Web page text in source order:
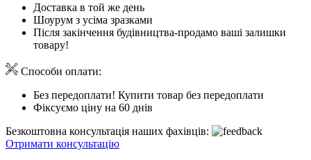
Доставка в той же день
Шоурум з усіма зразками
Після закінчення будівництва-продамо ваші залишки
товару!
Способи оплати:
Без передоплати! Купити товар без передоплати
Фіксуємо ціну на 60 днів
Безкоштовна консультація наших фахівців:
Отримати консультацію